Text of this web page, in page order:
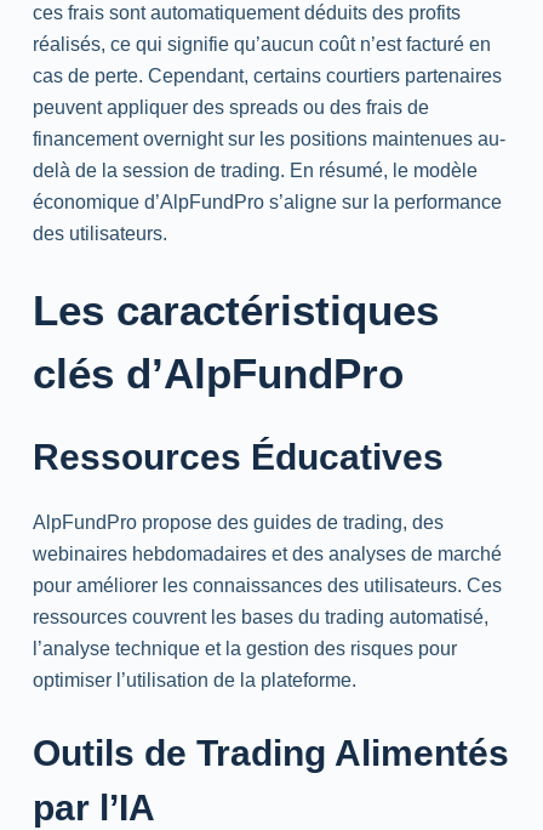
ces frais sont automatiquement déduits des profits
réalisés, ce qui signifie qu’aucun coût n’est facturé en
cas de perte. Cependant, certains courtiers partenaires
peuvent appliquer des spreadsou des frais de
financementovernightsur les positions maintenues au-
delà de la session de trading. En résumé, le modèle
économique d’AlpFundPro s’aligne sur la performance
des utilisateurs.
Les caractéristiques
clés d’AlpFundPro
Ressources Éducatives
AlpFundPro propose des guides de trading, des
webinaires hebdomadaires et des analyses de marché
pour améliorer les connaissances des utilisateurs. Ces
ressources couvrent les bases du trading automatisé,
l’analyse technique et la gestion des risques pour
optimiser l’utilisation de la plateforme.
Outils de Trading Alimentés
par l’IA